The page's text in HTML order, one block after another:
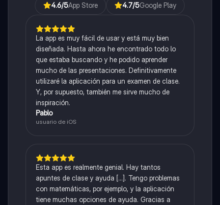
4.6/5App Store 4.7/5Google Play
La app es muy fácil de usar y está muy bien
diseñada. Hasta ahora he encontrado todo lo
que estaba buscando y he podido aprender
mucho de las presentaciones. Definitivamente
utilizaré la aplicación para un examen de clase.
Y, por supuesto, también me sirve mucho de
inspiración.
Pablo
usuario de iOS
Esta app es realmente genial. Hay tantos
apuntes de clase y ayuda [...]. Tengo problemas
con matemáticas, por ejemplo, y la aplicación
tiene muchas opciones de ayuda. Gracias a